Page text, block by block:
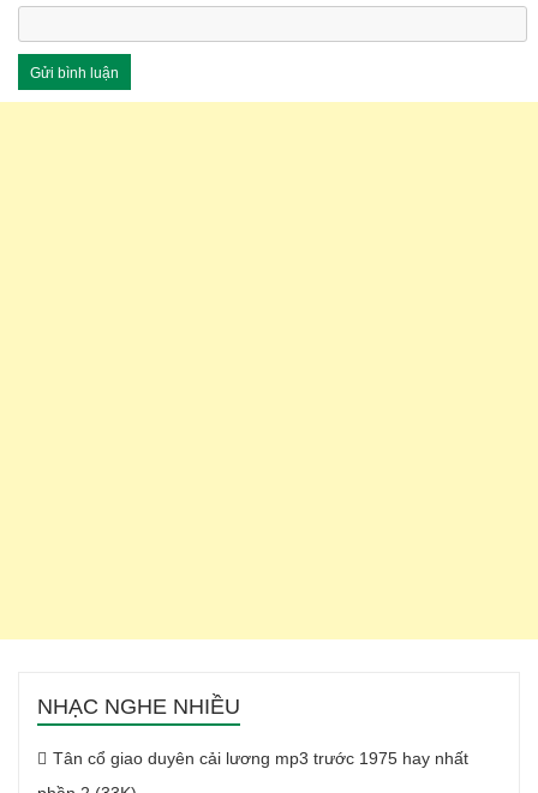
NHẠC NGHE NHIỀU
Tân cổ giao duyên cải lương mp3 trước 1975 hay nhất